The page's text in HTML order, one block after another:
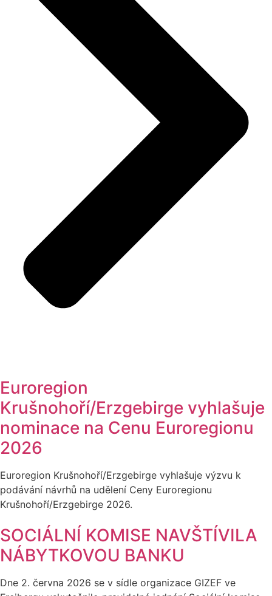
Euroregion
Krušnohoří/Erzgebirge vyhlašuje
nominace na Cenu Euroregionu
2026
Euroregion Krušnohoří/Erzgebirge vyhlašuje výzvu k
podávání návrhů na udělení Ceny Euroregionu
Krušnohoří/Erzgebirge 2026.
SOCIÁLNÍ KOMISE NAVŠTÍVILA
NÁBYTKOVOU BANKU
Dne 2. června 2026 se v sídle organizace GIZEF ve